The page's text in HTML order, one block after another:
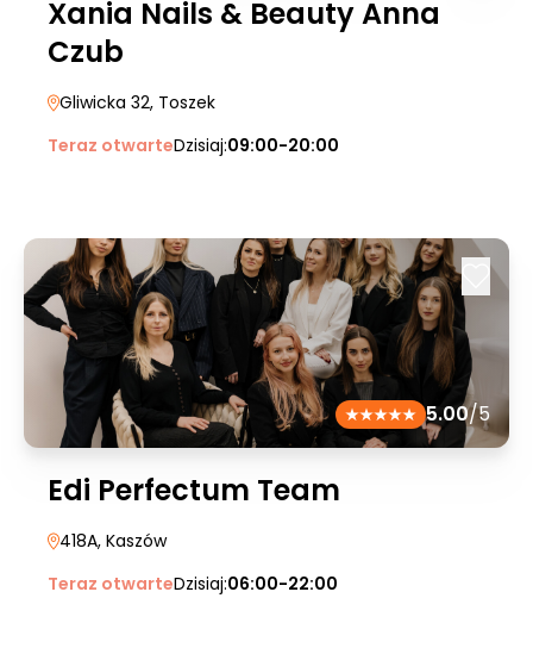
Xania Nails & Beauty Anna
Czub
Gliwicka 32, Toszek
Teraz otwarteDzisiaj:09:00-20:00
5.00/5
Edi Perfectum Team
418A, Kaszów
Teraz otwarteDzisiaj:06:00-22:00